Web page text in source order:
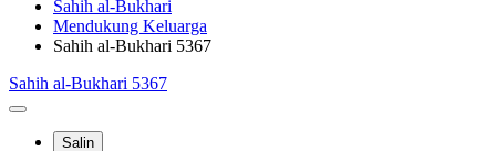
Sahih al-Bukhari
Mendukung Keluarga
Sahih al-Bukhari 5367
Sahih al-Bukhari 5367
Salin